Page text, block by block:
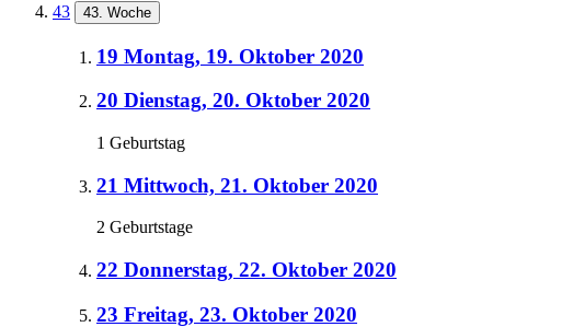
43 43. Woche
19 Montag, 19. Oktober 2020
20 Dienstag, 20. Oktober 2020
1 Geburtstag
21 Mittwoch, 21. Oktober 2020
2 Geburtstage
22 Donnerstag, 22. Oktober 2020
23 Freitag, 23. Oktober 2020